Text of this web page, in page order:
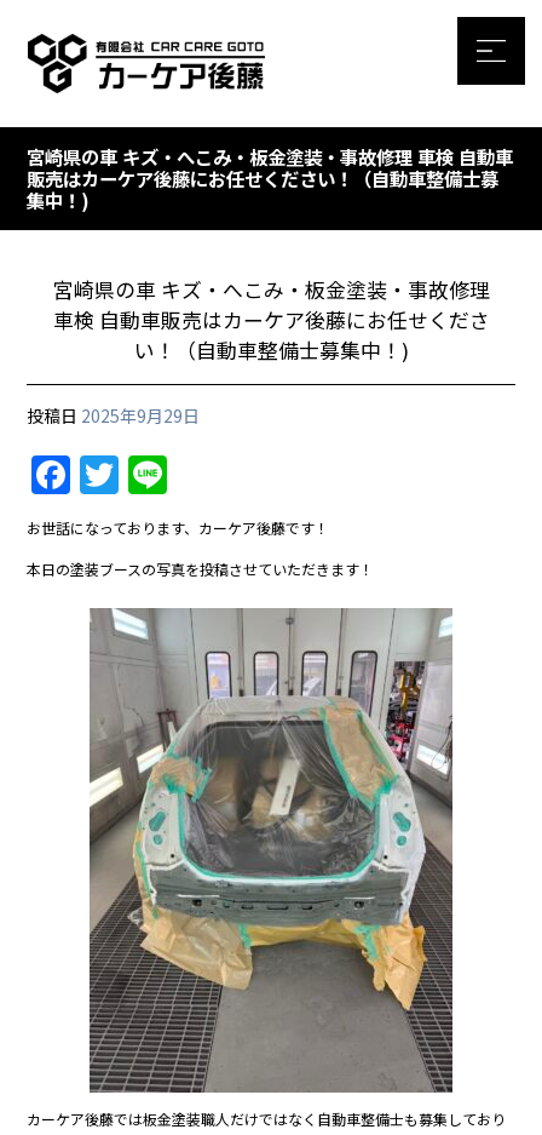
宮崎県の車 キズ・へこみ・板金塗装・事故修理 車検 自動車
販売はカーケア後藤にお任せください！（自動車整備士募
集中！)
宮崎県の車 キズ・へこみ・板金塗装・事故修理
車検 自動車販売はカーケア後藤にお任せくださ
い！（自動車整備士募集中！)
投稿日 2025年9月29日
F
a
c
e
b
o
k
T
w
itt
er
n
e
お世話になっております、カーケア後藤です！
本日の塗装ブースの写真を投稿させていただきます！
カーケア後藤では板金塗装職人だけではなく自動車整備士も募集しており